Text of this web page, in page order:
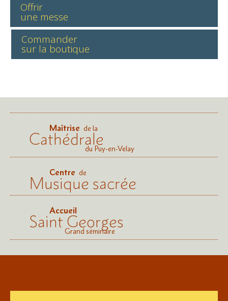
Offrir
une messe
Commander
sur la boutique
Maîtrise de la
Cathédraledu Puy-en-Velay
Centre de
Musique sacrée
Accueil
Saint Georges
Grand séminaire